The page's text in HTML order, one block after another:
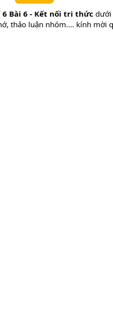
6 Bài 6 - Kết nối tri thức dưới
thảo luận nhóm.... kính mời